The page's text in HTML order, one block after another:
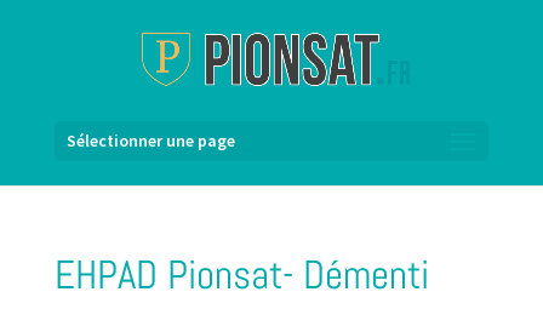
Sélectionner une page
EHPAD Pionsat- Démenti